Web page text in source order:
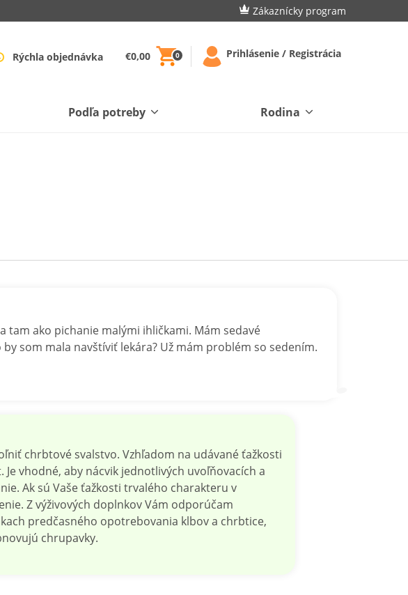
Zákaznícky program
Rýchla objednávka €0,00 0 Prihlásenie / Registrácia
Podľa potreby Rodina
ako pichanie malými ihličkami. Mám sedavé
som mala navštíviť lekára? Už mám problém so sedením.
chrbtové svalstvo. Vzhľadom na udávané ťažkosti
vhodné, aby nácvik jednotlivých uvoľňovacích a
Ak sú Vaše ťažkosti trvalého charakteru v
Z výživových doplnkov Vám odporúčam
predčasného opotrebovania klbov a chrbtice,
chrupavky.